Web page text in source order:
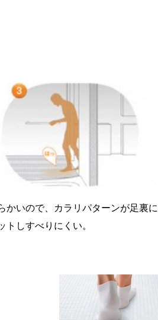
かいので、カラリパターンが足裏に
トしすべりにくい。